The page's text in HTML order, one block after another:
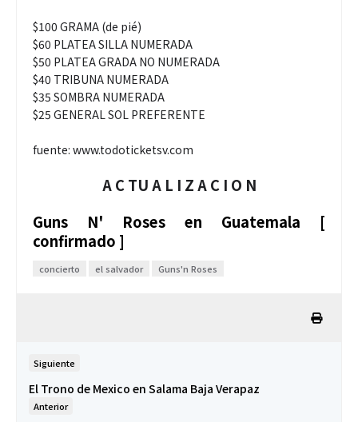
$100 GRAMA (de pié)
$60 PLATEA SILLA NUMERADA
$50 PLATEA GRADA NO NUMERADA
$40 TRIBUNA NUMERADA
$35 SOMBRA NUMERADA
$25 GENERAL SOL PREFERENTE
fuente: www.todoticketsv.com
A C TU A L I Z A C I O N
Guns N' Roses en Guatemala [
confirmado ]
concierto el salvador Guns'n Roses
Siguiente
El Trono de Mexico en Salama Baja Verapaz
Anterior